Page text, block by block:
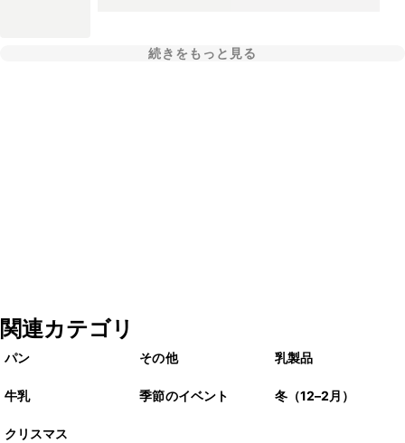
続きをもっと見る
関連カテゴリ
パン その他 乳製品
牛乳 季節のイベント 冬（12–2月）
クリスマス